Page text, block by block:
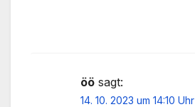
öö sagt:
14. 10. 2023 um 14:10 Uhr